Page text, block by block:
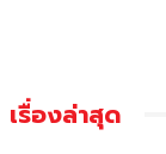
เรื่องล่าสุด